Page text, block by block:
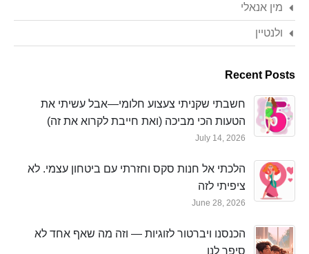
מין אנאלי
ולנטיין
Recent Posts
חשבתי שקניתי צעצוע חלומי—אבל עשיתי את
הטעות הכי מביכה (ואת חייבת לקרוא את זה)
July 14, 2026
הלכתי אל חנות סקס וחזרתי עם ביטחון עצמי. לא
ציפיתי לזה
June 28, 2026
הכנסנו ויברטור לזוגיות — וזה מה שאף אחד לא
סיפר לנו